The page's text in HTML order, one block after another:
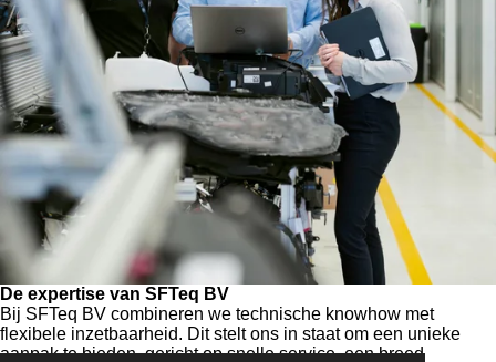
De expertise van SFTeq BV
Bij SFTeq BV combineren we technische knowhow met
flexibele inzetbaarheid. Dit stelt ons in staat om een unieke
aanpak te bieden, gericht op snelle service, een breed